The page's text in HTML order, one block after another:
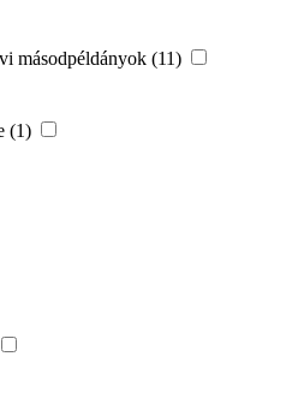
másodpéldányok (11)
(1)